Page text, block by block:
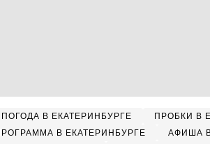
ПОГОДА В ЕКАТЕРИНБУРГЕ
ПРОБКИ В
В ЕКАТЕРИНБУРГЕ
АФИША